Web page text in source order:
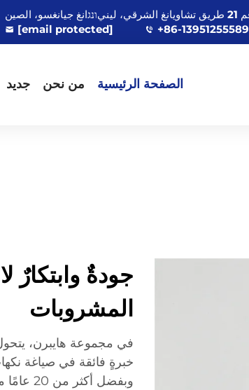
+86-13951255589
[email protected]
الصفحة الرئيسية من نحن جديد
جودةٌ وابتكارٌ
المشروبات
في مجموعة هايبرن،
خبرةٍ فائقة في صياغة
وبفضل